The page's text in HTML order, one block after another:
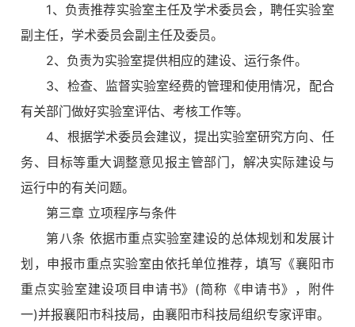
1、负责推荐实验室主任及学术委员会，聘任实验室
副主任，学术委员会副主任及委员。
2、负责为实验室提供相应的建设、运行条件。
3、检查、监督实验室经费的管理和使用情况，配合
有关部门做好实验室评估、考核工作等。
4、根据学术委员会建议，提出实验室研究方向、任
务、目标等重大调整意见报主管部门，解决实际建设与
运行中的有关问题。
第三章 立项程序与条件
第八条 依据市重点实验室建设的总体规划和发展计
划，申报市重点实验室由依托单位推荐，填写《襄阳市
重点实验室建设项目申请书》(简称《申请书》，附件
一)并报襄阳市科技局，由襄阳市科技局组织专家评审。